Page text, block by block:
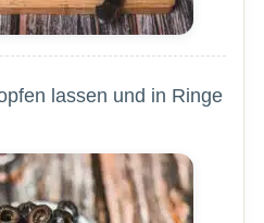
lassen und in Ringe